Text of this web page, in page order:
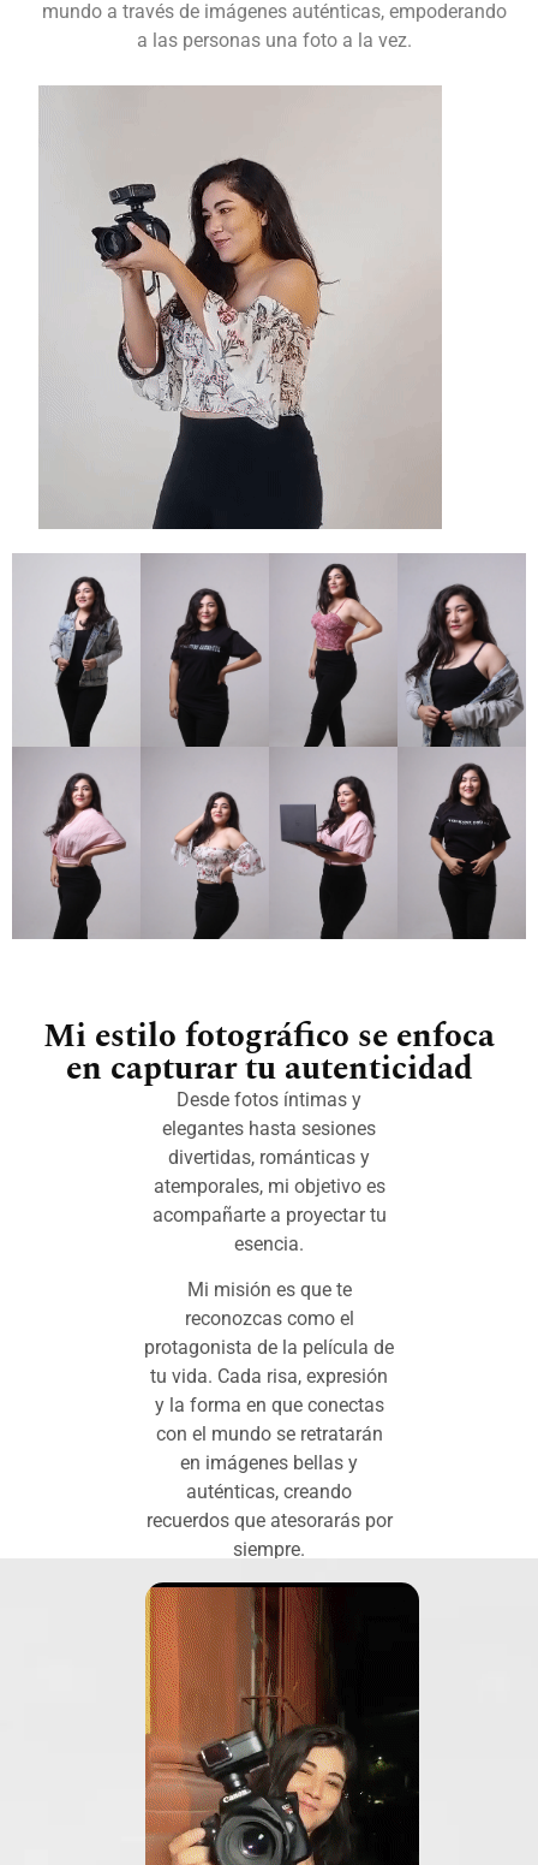
mundo a través de imágenes auténticas, empoderando
a las personas una foto a la vez.
Mi estilo fotográfico se enfoca
en capturar tu autenticidad
Desde fotos íntimas y
elegantes hasta sesiones
divertidas, románticas y
atemporales, mi objetivo es
acompañarte a proyectar tu
esencia.
Mi misión es que te
reconozcas como el
protagonista de la película de
tu vida. Cada risa, expresión
y la forma en que conectas
con el mundo se retratarán
en imágenes bellas y
auténticas, creando
recuerdos que atesorarás por
siempre.